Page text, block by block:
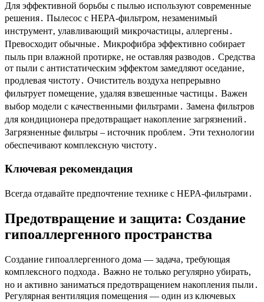
Для эффективной борьбы с пылью используют современные
решения․ Пылесос с HEPA-фильтром, незаменимый
инструмент‚ улавливающий микрочастицы‚ аллергены․
Превосходит обычные․ Микрофибра эффективно собирает
пыль при влажной протирке‚ не оставляя разводов․ Средства
от пыли с антистатическим эффектом замедляют оседание‚
продлевая чистоту․ Очиститель воздуха непрерывно
фильтрует помещение‚ удаляя взвешенные частицы․ Важен
выбор модели с качественными фильтрами․ Замена фильтров
для кондиционера предотвращает накопление загрязнений․
Загрязненные фильтры – источник проблем․ Эти технологии
обеспечивают комплексную чистоту․
Ключевая рекомендация
Всегда отдавайте предпочтение технике с HEPA-фильтрами․
Предотвращение и защита: Создание
гипоаллергенного пространства
Создание гипоаллергенного дома — задача‚ требующая
комплексного подхода․ Важно не только регулярно убирать‚
но и активно заниматься предотвращением накопления пыли․
Регулярная вентиляция помещения — один из ключевых